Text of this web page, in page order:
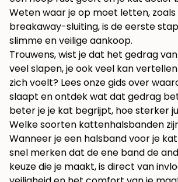
Weten waar je op moet letten, zoals
breakaway-sluiting, is de eerste
slimme en veilige aankoop.
Trouwens, wist je dat het gedrag
veel slapen, je ook veel kan
zich voelt? Lees onze gids over
slaapt en ontdek wat dat gedrag
beter je je kat begrijpt, hoe sterker
Welke soorten kattenhalsbanden
Wanneer je een halsband voor je
snel merken dat de ene band de
keuze die je maakt, is direct van